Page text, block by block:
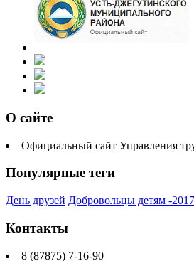
О сайте
Официальный сайт Управления
Популярные теги
День друзей Добровольцы детям -2017
Контакты
8 (87875) 7-16-90